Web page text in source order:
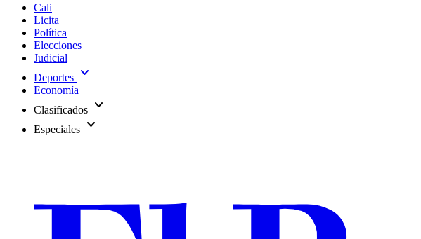
Cali
Licita
Política
Elecciones
Judicial
Deportes expand_more
Economía
Clasificados expand_more
Especiales expand_more